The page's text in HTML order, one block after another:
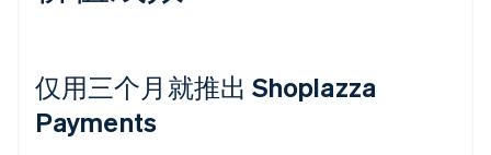
仅用三个月就推出 Shoplazza
Payments